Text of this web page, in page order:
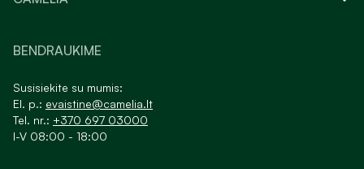
BENDRAUKIME
Susisiekite su mumis:
El. p.: evaistine@camelia.lt
Tel. nr.: +370 697 03000
I-V 08:00 - 18:00